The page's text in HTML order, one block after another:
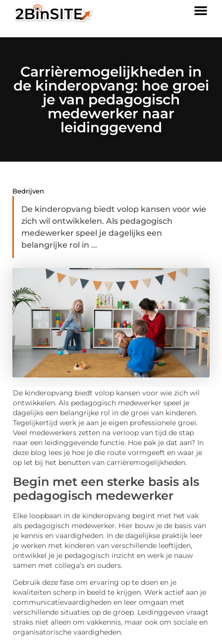
Carrièremogelijkheden in
de kinderopvang: hoe groei
je van pedagogisch
medewerker naar
leidinggevend
Bedrijven
De kinderopvang biedt volop kansen voor wie
zich wil ontwikkelen. Als pedagogisch
medewerker speel je dagelijks een
belangrijke rol in ...
De kinderopvang biedt volop kansen voor wie zich wil
ontwikkelen. Als pedagogisch medewerker speel je
dagelijks een belangrijke rol in de groei van kinderen.
Tegelijkertijd werk je aan je eigen professionele groei.
Veel medewerkers zetten na verloop van tijd de stap
naar een leidinggevende functie. Hoe pak je dat aan? In
deze blog lees je hoe je die route vormgeeft en waar je
op let bij het benutten van carrièremogelijkheden.
Begin met een sterke basis als
pedagogisch medewerker
Elke loopbaan in de kinderopvang begint met het vak
als pedagogisch medewerker. Hier bouw je de basis van
je kennis en vaardigheden. In de dagelijkse praktijk leer
je werken met kinderen van verschillende leeftijden,
ontwikkel je je pedagogisch inzicht en werk je nauw
samen met collega’s en ouders.
Gebruik deze fase om ervaring op te doen en je
kwaliteiten scherp in beeld te krijgen. Werk actief aan je
communicatievaardigheden en leer omgaan met
verschillende situaties op de groep. Leidinggeven vraagt
straks niet alleen om vakkennis, maar ook om sociale en
organisatorische vaardigheden.